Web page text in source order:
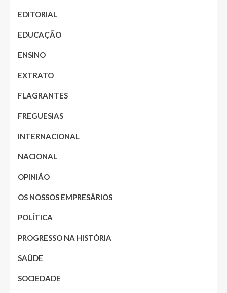
EDITORIAL
EDUCAÇÃO
ENSINO
EXTRATO
FLAGRANTES
FREGUESIAS
INTERNACIONAL
NACIONAL
OPINIÃO
OS NOSSOS EMPRESÁRIOS
POLÍTICA
PROGRESSO NA HISTÓRIA
SAÚDE
SOCIEDADE